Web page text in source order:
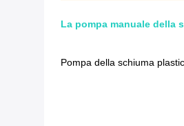
La pompa manuale della
Pompa della schiuma